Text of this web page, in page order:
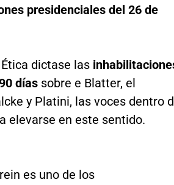
presidenciales del 26 de
dictase las
díassobre e Blatter, el
y Platini, las voces dentro
elevarse en este sentido.
es uno de los